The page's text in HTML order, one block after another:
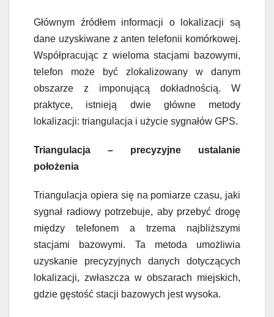
Głównym źródłem informacji o lokalizacji są
dane uzyskiwane z anten telefonii komórkowej.
Współpracując z wieloma stacjami bazowymi,
telefon może być zlokalizowany w danym
obszarze z imponującą dokładnością. W
praktyce, istnieją dwie główne metody
lokalizacji: triangulacja i użycie sygnałów GPS.
Triangulacja – precyzyjne ustalanie
położenia
Triangulacja opiera się na pomiarze czasu, jaki
sygnał radiowy potrzebuje, aby przebyć drogę
między telefonem a trzema najbliższymi
stacjami bazowymi. Ta metoda umożliwia
uzyskanie precyzyjnych danych dotyczących
lokalizacji, zwłaszcza w obszarach miejskich,
gdzie gęstość stacji bazowych jest wysoka.